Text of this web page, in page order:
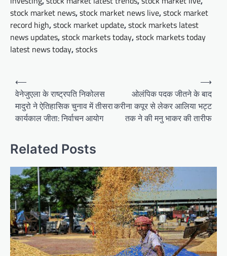
stock market news,stock market news live,stock market
record high,stock market update,stock markets latest
news updates,stock markets today,stock markets today
latest news today,stocks
Post
navigation
⟵
वेनेजुएला के राष्ट्रपति निकोलस
मादुरो ने ऐतिहासिक चुनाव में तीसरा
कार्यकाल जीता: निर्वाचन आयोग
ओलंपिक पदक जीतने के बाद
करीना कपूर से लेकर आलिया भट्ट
तक ने की मनु भाकर की तारीफ
⟶
Related Posts